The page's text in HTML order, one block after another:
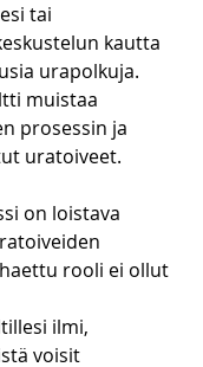
tai
kautta
urapolkuja.
muistaa
prosessin ja
uratoiveet.
on loistava
rooli ei ollut
ilmi,
voisit